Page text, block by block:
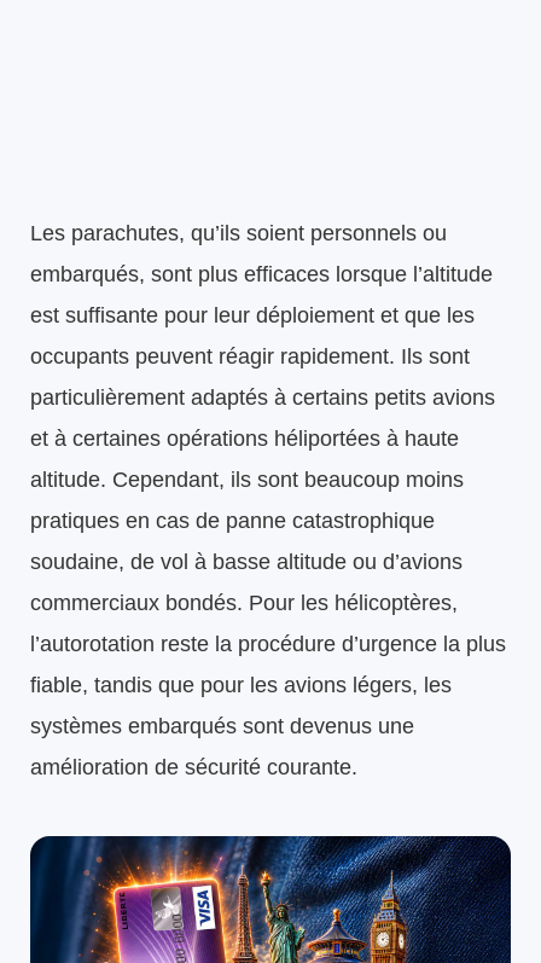
Les parachutes, qu’ils soient personnels ou
embarqués, sont plus efficaces lorsque l’altitude
est suffisante pour leur déploiement et que les
occupants peuvent réagir rapidement. Ils sont
particulièrement adaptés à certains petits avions
et à certaines opérations héliportées à haute
altitude. Cependant, ils sont beaucoup moins
pratiques en cas de panne catastrophique
soudaine, de vol à basse altitude ou d’avions
commerciaux bondés. Pour les hélicoptères,
l’autorotation reste la procédure d’urgence la plus
fiable, tandis que pour les avions légers, les
systèmes embarqués sont devenus une
amélioration de sécurité courante.